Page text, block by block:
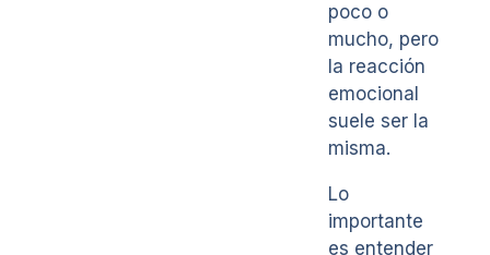
poco o
mucho, pero
la reacción
emocional
suele ser la
misma.
Lo
importante
es entender